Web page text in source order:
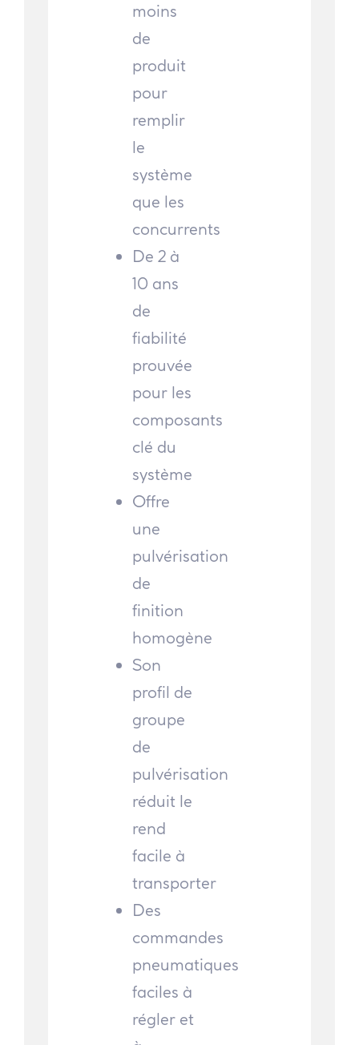
moins
de
produit
pour
remplir
le
système
que les
concurrents
De 2 à
10 ans
de
fiabilité
prouvée
pour les
composants
clé du
système
Offre
une
pulvérisation
de
finition
homogène
Son
profil de
groupe
de
pulvérisation
réduit le
rend
facile à
transporter
Des
commandes
pneumatiques
faciles à
régler et